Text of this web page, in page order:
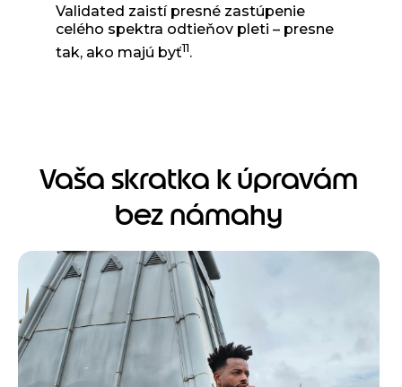
Validated zaistí presné zastúpenie
celého spektra odtieňov pleti – presne
tak, ako majú byť11.
Vaša skratka k úpravám
bez námahy